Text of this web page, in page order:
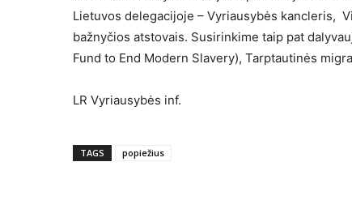
Lietuvos delegacijoje – Vyriausybės kancleris,
bažnyčios atstovais. Susirinkime taip pat
Fund to End Modern Slavery), Tarptautinės
LR Vyriausybės inf.
TAGS popiežius